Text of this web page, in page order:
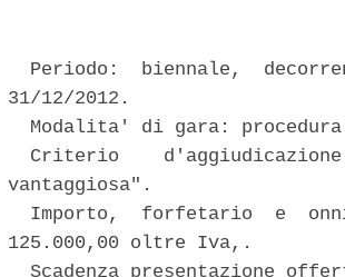
Periodo:  biennale,
31/12/2012.
Modalita' di gara:
Criterio
vantaggiosa".
Importo,  forfetario  e
125.000,00 oltre Iva,.
Scadenza presentazione